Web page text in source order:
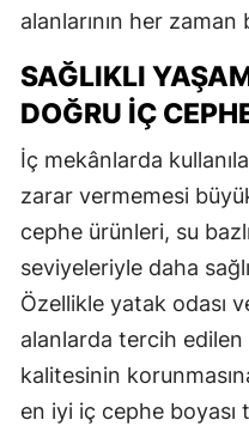
alanlarının her zaman
SAĞLIKLI
DOĞRU İÇ
İç mekânlarda
zarar vermemesi
cephe ürünleri, su
seviyeleriyle daha
Özellikle yatak odası
alanlarda tercih
kalitesinin
en iyi iç cephe boyası